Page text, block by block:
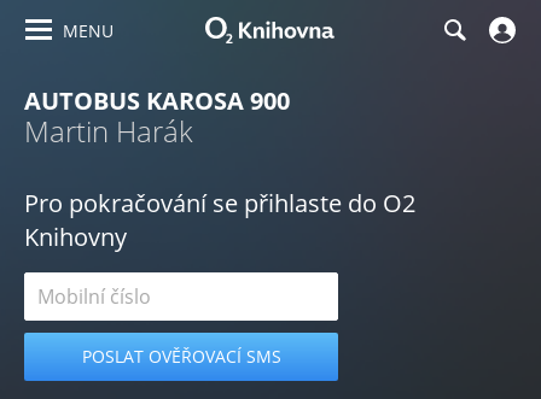
MENU
AUTOBUS KAROSA 900
Martin Harák
Pro pokračování se přihlaste do O2
Knihovny